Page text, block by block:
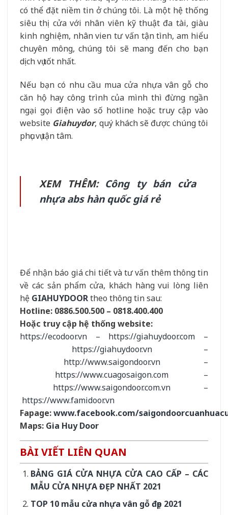
có thể đặt niềm tin ở chúng tôi. Là một hệ thống
siêu thị cửa với nhân viên kỹ thuật đa tài, giàu
kinh nghiệm, nhân vien tư vấn tận tình, am hiểu
chuyên mông, chúng tôi sẽ mang đến cho bạn
dịch vụ tốt nhất.
Nếu bạn có nhu cầu mua cửa nhựa vân gỗ cho
căn hộ hay công trình của mình thì đừng ngần
ngại gọi điện vào số hotline hoặc truy cập vào
website Giahuydor, quý khách sẽ được chúng tôi
phục vụ tận tâm.
XEM THÊM: Công ty bán cửa
nhựa abs hàn quốc giá rẻ
Để nhận báo giá chi tiết và tư vấn thêm thông tin
về các sản phẩm cửa, khách hàng vui lòng liên
hệ GIAHUYDOORtheo thông tin sau:
Hotline: 0886.500.500 – 0818.400.400
Hoặc truy cập hệ thống website:
https://ecodoor.vn – https://giahuydoor.com –
https://giahuydoor.vn–
http://www.saigondoor.vn–
https://www.cuagosaigon.com –
https://www.saigondoor.com.vn –
https://www.famidoor.vn
Fapage:www.facebook.com/
Maps: Gia Huy Door
BÀI VIẾT LIÊN QUAN
BẢNG GIÁ CỬA NHỰA CỬA CAO CẤP – CÁC
MẪU CỬA NHỰA ĐẸP NHẤT 2021
TOP 10 mẫu cửa nhựa vân gỗ đẹp 2021